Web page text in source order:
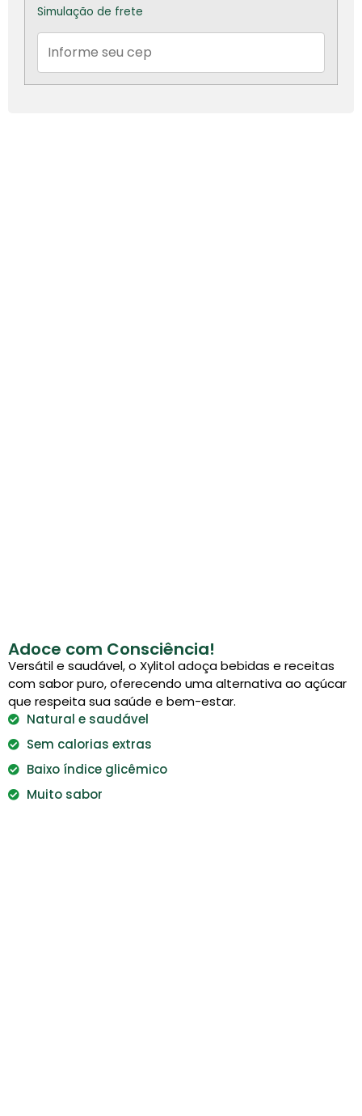
Adoce com Consciência!
Versátil e saudável, o Xylitol adoça bebidas e receitas
com sabor puro, oferecendo uma alternativa ao açúcar
que respeita sua saúde e bem-estar.
Natural e saudável
Sem calorias extras
Baixo índice glicêmico
Muito sabor
Simulação de frete